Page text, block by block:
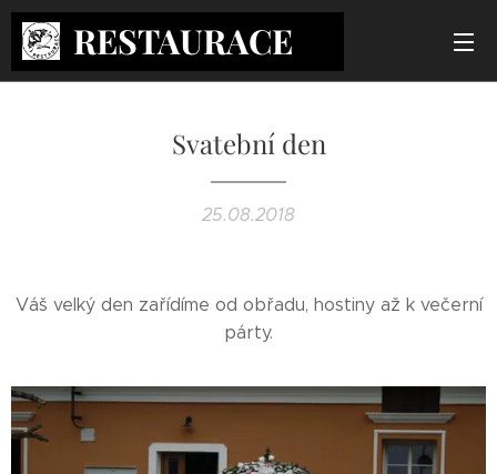
RESTAURACE
ČP2
Svatební den
25.08.2018
Váš velký den zařídíme od obřadu, hostiny až k večerní
párty.